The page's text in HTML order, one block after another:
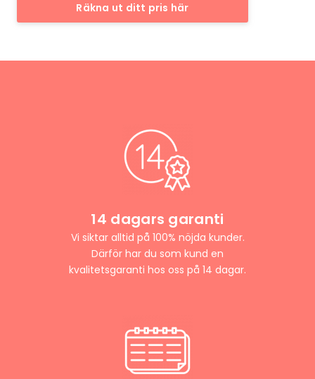
Räkna ut ditt pris här
14 dagars garanti
Vi siktar alltid på 100% nöjda kunder.
Därför har du som kund en
kvalitetsgaranti hos oss på 14 dagar.